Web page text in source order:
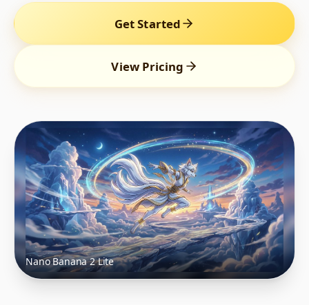
Get Started
View Pricing
Nano Banana 2 Lite